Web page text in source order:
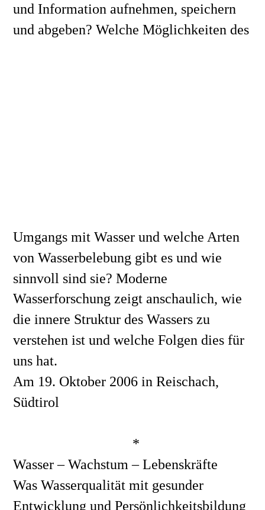
und Information aufnehmen, speichern
und abgeben? Welche Möglichkeiten des
Umgangs mit Wasser und welche Arten
von Wasserbelebung gibt es und wie
sinnvoll sind sie? Moderne
Wasserforschung zeigt anschaulich, wie
die innere Struktur des Wassers zu
verstehen ist und welche Folgen dies für
uns hat.
Am 19. Oktober 2006 in Reischach,
Südtirol
*
Wasser – Wachstum – Lebenskräfte
Was Wasserqualität mit gesunder
Entwicklung und Persönlichkeitsbildung